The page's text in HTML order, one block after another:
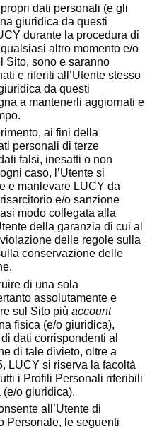
dati personali (e gli
giuridica da questi
durante la procedura di
altro momento e/o
Sito, sono e saranno
e riferiti all’Utente stesso
da questi
a mantenerli aggiornati e
ai fini della
personali di terze
falsi, inesatti o non
caso, l’Utente si
e manlevare LUCY da
e/o sanzione
modo collegata alla
della garanzia di cui al
delle regole sulla
conservazione delle
di una sola
assolutamente e
sul Sito piùaccount
fisica (e/o giuridica),
dati corrispondenti al
di tale divieto, oltre a
LUCY si riserva la facoltà
i Profili Personali riferibili
o giuridica).
all’Utente di
Personale, le seguenti